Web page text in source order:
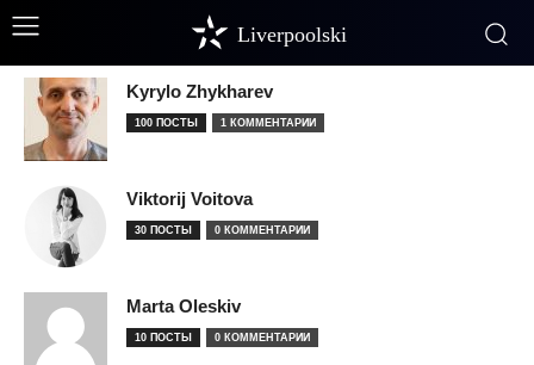
Liverpoolski
Kyrylo Zhykharev
100 ПОСТЫ 1 КОММЕНТАРИИ
Viktorij Voitova
30 ПОСТЫ 0 КОММЕНТАРИИ
Marta Oleskiv
10 ПОСТЫ 0 КОММЕНТАРИИ